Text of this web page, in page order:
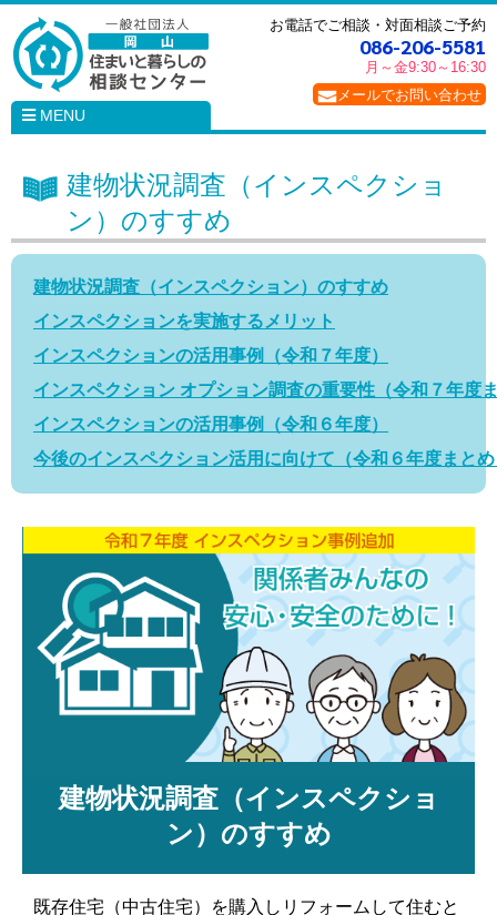
MENU
お電話でご相談・対面相談ご予約
086-206-5581
月～金9:30～16:30
メールでお問い合わせ
建物状況調査（インスペクショ
ン）のすすめ
建物状況調査（インスペクション）のすすめ
インスペクションを実施するメリット
インスペクションの活用事例（令和７年度）
インスペクション オプション調査の重要性（令和７年度
インスペクションの活用事例（令和６年度）
今後のインスペクション活用に向けて（令和６年度まと
建物状況調査（インスペクショ
ン）のすすめ
既存住宅（中古住宅）を購入しリフォームして住むと